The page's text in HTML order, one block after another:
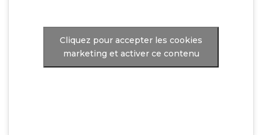
Cliquez pour accepter les cookies
marketing et activer ce contenu